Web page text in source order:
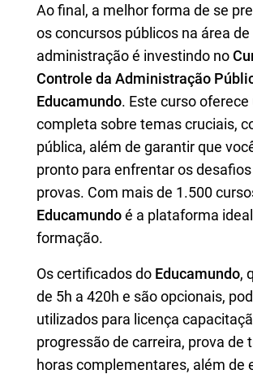
Ao final, a melhor forma de se
os concursos públicos na área de
administração é investindo no
Controle da Administração
Educamundo. Este curso
completa sobre temas cruciais,
pública, além de garantir que
pronto para enfrentar os
provas. Com mais de 1.500
Educamundoé a plataforma
formação.
Os certificados do Educamundo,
de 5h a 420h e são opcionais,
utilizados para licença
progressão de carreira, prova de
horas complementares, além de